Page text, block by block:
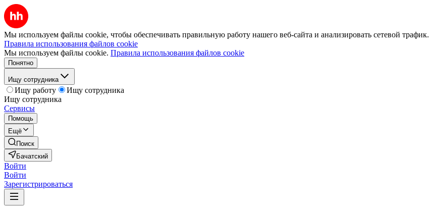
Мы используем файлы cookie, чтобы обеспечивать правильную работу нашего веб-сайта и анализировать сетевой трафик.
Правила использования файлов cookie
Мы используем файлы cookie. Правила использования файлов cookie
Понятно
Ищу сотрудника
Ищу работу
Ищу сотрудника
Ищу сотрудника
Сервисы
Помощь
Ещё
Поиск
Бачатский
Войти
Войти
Зарегистрироваться